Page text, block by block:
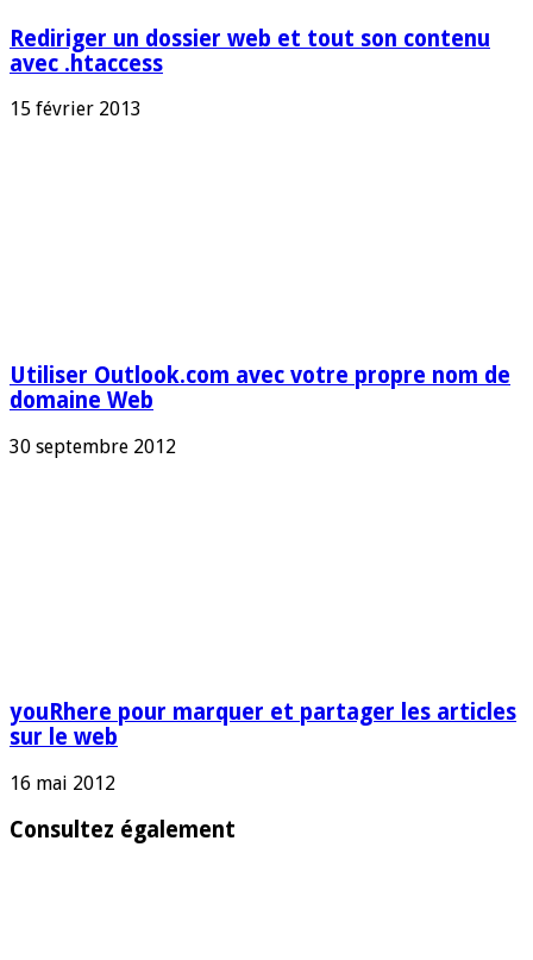
Rediriger un dossier web et tout son contenu
avec .htaccess
15 février 2013
Utiliser Outlook.com avec votre propre nom de
domaine Web
30 septembre 2012
youRhere pour marquer et partager les articles
sur le web
16 mai 2012
Consultez également